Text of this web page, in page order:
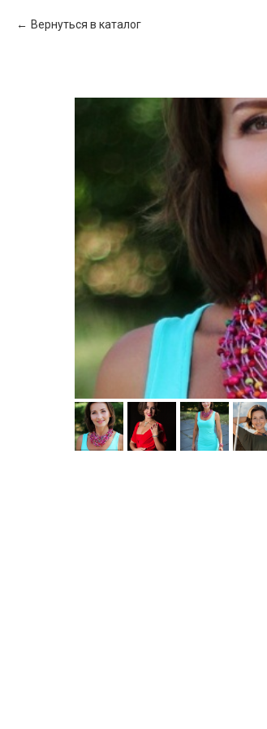
Вернуться в каталог